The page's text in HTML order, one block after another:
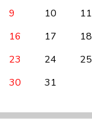
9
10 11
16
17 18
23
24 25
30
31